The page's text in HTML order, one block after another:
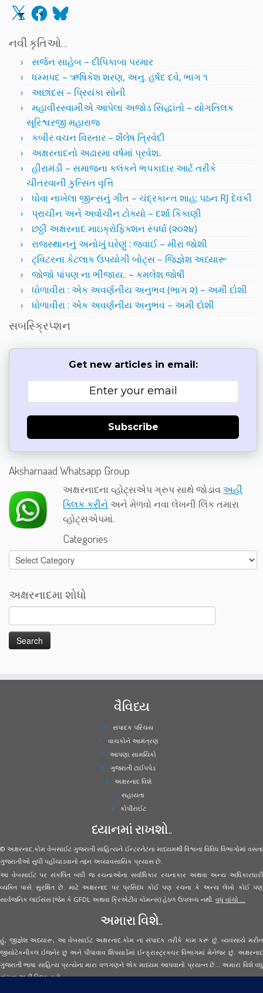
X Facebook
Bluesky
નવી કૃતિઓ…
સર્જન સાહેબ – દીપિકાબા પરમાર
ધમ્મપદ – ઋષિકેશ શરણ, અનુ. હર્ષદ દવે, ભાગ ૧
અછાંદસ – પ્રિયંકા સોની
મહાવીરસ્વામીએ આપેલા અજોડ સિદ્ધાંતો – યોગતિલક
સૂરિશ્વરજી મહારાજ
કબીર વચન વિસ્તાર – શૈલેષ ત્રિવેદી
અક્ષરનાદનો અઢારમા વર્ષમાં પ્રવેશ..
હીરામંડી – સમાજના કલંકને ભપકાદાર આર્ટ તરીકે
ચીતરવાની કુત્સિત વૃત્તિ
ધોવા નાખેલા જીન્સનું ગીત – ચંદ્રકાન્ત શાહ; પઠન RJ દેવકી
પ્રાચીન અને અર્વાચીન ટોક્યો – દર્શા કિકાણી
છઠ્ઠી અક્ષરનાદ માઇક્રોફિક્શન સ્પર્ધા (૨૦૨૪)
રાજસ્થાનનું અનોખું ઘરેણું : જવાઈ – મીરા જોશી
ટ્વિટરના કેટલાક ઉપયોગી બોટ્સ – જિજ્ઞેશ અધ્યારૂ
જોજો પાંપણ ના ભીંજાય.. – કમલેશ જોષી
ધોળાવીરા : એક અવર્ણનીય અનુભવ (ભાગ ૨) – અમી દોશી
ધોળાવીરા : એક અવર્ણનીય અનુભવ – અમી દોશી
સબસ્ક્રિપ્શન
Get new articles in email:
Subscribe
Aksharnaad Whatsapp Group
અક્ષરનાદના વ્હોટ્સએપ ગ્રુપ સાથે જોડાવઅહીં
ક્લિક કરીને અને મેળવો નવા લેખની લિંક તમારા
વ્હોટ્સએપમાં.
Categories
Categories
અક્ષરનાદમા શોધો
વૈવિધ્ય
સંપાદક પરિચય
વાચકોને આમંત્રણ
આપણા સામયિકો
ગુજરાતી ટાઈપપેડ
અક્ષરનાદ વિશે
સહાયતા
કોપીરાઈટ
ધ્યાનમાં રાખશો..
© અક્ષરનાદ.કોમ વેબસાઈટ ગુજરાતી સાહિત્યને ઈન્ટરનેટના માધ્યમથી વિશ્વના વિવિધ વિભાગોમાં વસતા
ગુજરાતીઓ સુધી પહોંચાડવાનો તદ્દન અવ્યાવસાયિક પ્રયાસ છે.
આ વેબસાઈટ પર સંકલિત બધી જ રચનાઓના સર્વાધિકાર રચનાકાર અથવા અન્ય અધિકારધારી
વ્યક્તિ પાસે સુરક્ષિત છે. માટે અક્ષરનાદ પર પ્રસિધ્ધ કોઈ પણ રચના કે અન્ય લેખો કોઈ પણ
સાર્વજનિક લાઈસંસ (જેમ કે GFDL અથવા ક્રિએટીવ કોમન્સ) હેઠળ ઉપલબ્ધ નથી. વધુ વાંચો ...
અમારા વિશે..
હું, જીજ્ઞેશ અધ્યારૂ, આ વેબસાઈટ અક્ષરનાદ.કોમ ના સંપાદક તરીકે કામ કરૂં છું. વ્યવસાયે મરીન
જીયોટેકનીકલ ઈજનેર છું અને પીપાવાવ શિપયાર્ડમાં ઈન્ફ્રાસ્ટ્રક્ચર વિભાગમાં મેનેજર છું. અક્ષરનાદ
ગુજરાતી ભાષા સાહિત્ય પ્રત્યેના મારા વળગણને એક માધ્યમ આપવાનો પ્રયત્ન છે... અમારા વિશે વધુ
વાંચવાઅહીં ક્લિક કરો...